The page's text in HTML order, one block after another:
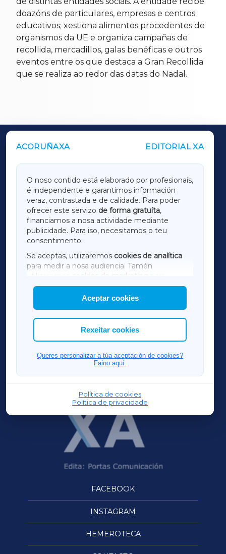
doazóns de particulares, empresas e centros
educativos; xestiona alimentos procedentes de
organismos da UE e organiza campañas de
recollida, mercadillos, galas benéficas e outros
eventos entre os que destaca a Gran Recollida
que se realiza ao redor das datas do Nadal.
ACORUÑAXA EDITORIAL XA
O noso contido está elaborado por profesionais,
é independente e garantimos información
veraz, contrastada e de calidade. Para poder
ofrecer este servizo de forma gratuíta,
financiamos a nosa actividade mediante
publicidade. Para iso, necesitamos o teu
consentimento.
Se aceptas, utilizaremos cookies de analítica
para medir a nosa audiencia. Tamén
utilizaremos
cookies de marketing
mostrar publicidade de terceiros.
Así mesmo, podes personalizar a elección das
cookies que desexas permitir.
Aceptar cookies
Rexeitar cookies
Queres personalizar a túa aceptación de cookies?
Faino aquí.
Política de cookies
Política de privacidade
OUTROS PERIÓDICOS
LUGOXA
TERRACHAXA
AMARIÑAXA
RIBEIRASACRAXA
ACORUÑAXA
FERROLXA
OURENSEXA
FACEBOOK
INSTAGRAM
HEMEROTECA